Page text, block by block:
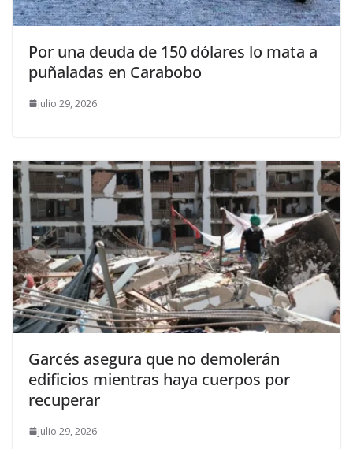
Por una deuda de 150 dólares lo mata a
puñaladas en Carabobo
julio 29, 2026
Garcés asegura que no demolerán
edificios mientras haya cuerpos por
recuperar
julio 29, 2026